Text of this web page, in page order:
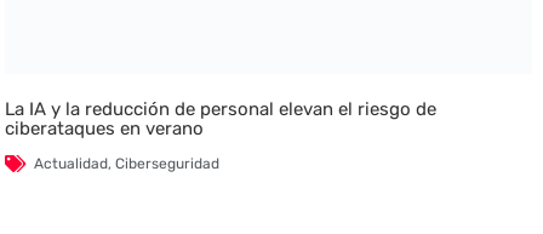
La IA y la reducción de personal elevan el riesgo de
ciberataques en verano
Actualidad,Ciberseguridad